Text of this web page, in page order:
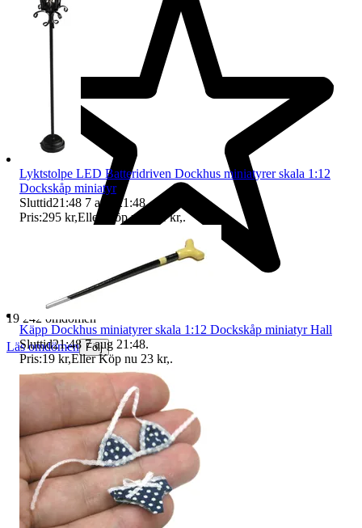
19 242 omdömen
Läs omdömen Följ
Lyktstolpe LED Batteridriven Dockhus miniatyrer skala 1:12
Dockskåp miniatyr
Sluttid21:48 7 aug 21:48.
Pris:295 kr,Eller Köp nu 321 kr,.
Käpp Dockhus miniatyrer skala 1:12 Dockskåp miniatyr Hall
Sluttid21:48 7 aug 21:48.
Pris:19 kr,Eller Köp nu 23 kr,.